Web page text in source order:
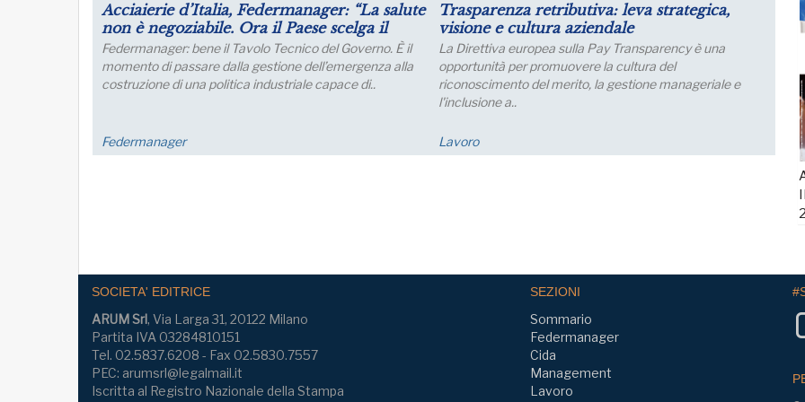
Acciaierie d’Italia, Federmanager: “La salute
non è negoziabile. Ora il Paese scelga il
proprio futuro industriale”
Federmanager: bene il Tavolo Tecnico del Governo. È il
momento di passare dalla gestione dell’emergenza alla
costruzione di una politica industriale capace di..
Federmanager
Trasparenza retributiva: leva strategica,
visione e cultura aziendale
La Direttiva europea sulla Pay Transparency è una
opportunità per promuovere la cultura del
riconoscimento del merito, la gestione manageriale e
l'inclusione a..
Puntare
futuro
Lo sviluppo di
SOCIETA' EDITRICE
ARUM Srl, Via Larga 31, 20122 Milano
Partita IVA 03284810151
Tel. 02.5837.6208 - Fax 02.5830.7557
PEC: arumsrl@legalmail.it
Iscritta al Registro Nazionale della Stampa
SEZIONI
Sommario
Federmanager
Cida
Management
Lavoro